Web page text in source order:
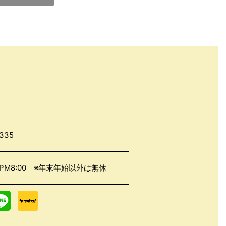
※年末年始以外は無休